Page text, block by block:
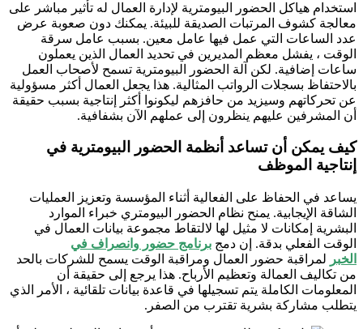
استخدام هياكل الحضور البيومترية لإدارة العمال له تأثير مباشر على
معالجة كشوف المرتبات الصديقة للبيئة. يمكنك دون صعوبة عرض
عدد الساعات التي عمل فيها عامل معين. بسبب عامل سرقة
الوقت ، يفشل معظم المديرين في تحديد العمال الذين يعملون
ساعات إضافية. لكن آلة الحضور البيومترية تسمح لأصحاب العمل
بالاحتفاظ بسجلات الرواتب المثالية. هذا يجعل العمال أكثر مسؤولية
عن تحركاتهم وسيزيد من حافزهم ليكونوا أكثر إنتاجية بسبب حقيقة
أن المشرفين عليهم ينظرون إلى عملهم الآن بشفافية.
كيف يمكن أن تساعد أنظمة الحضور البيومترية في
إنتاجية الموظف
يساعد في الحفاظ على الفعالية أثناء المؤسسة وتعزيز العمليات
الشاقة الإيجابية. يمنح نظام الحضور البيومتري خبراء الموارد
البشرية إمكانات لا مثيل لها لالتقاط مجموعة بيانات العمال في
الوقت الفعلي بدقة. إن دمج برنامج حضور وانصراف في
الخبر لمراقبة حضور العمال ومراقبة الوقت يسمح للشركات بالحد
من تكاليف العمالة وتعظيم الأرباح. هذا يرجع إلى حقيقة أن
المعلومات الكاملة يتم تسجيلها في قاعدة بيانات تلقائية ، الأمر الذي
يتطلب مشاركة بشرية تقترب من الصفر.